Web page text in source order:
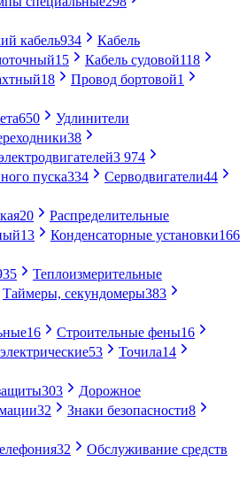
кабель934
Кабель
15 Кабель судовой118
18 Провод бортовой1
650
Удлинители
38
3 974
пуска334 Серводвигатели44
20
Распределительные
13 Конденсаторные установки166
Теплоизмерительные
Таймеры, секундомеры383
16 Строительные фены16
53 Точила14
303
Дорожное
32 Знаки безопасности8
32
Обслуживание средств